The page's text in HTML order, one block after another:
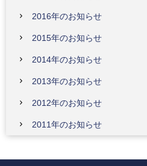
2016年のお知らせ
2015年のお知らせ
2014年のお知らせ
2013年のお知らせ
2012年のお知らせ
2011年のお知らせ